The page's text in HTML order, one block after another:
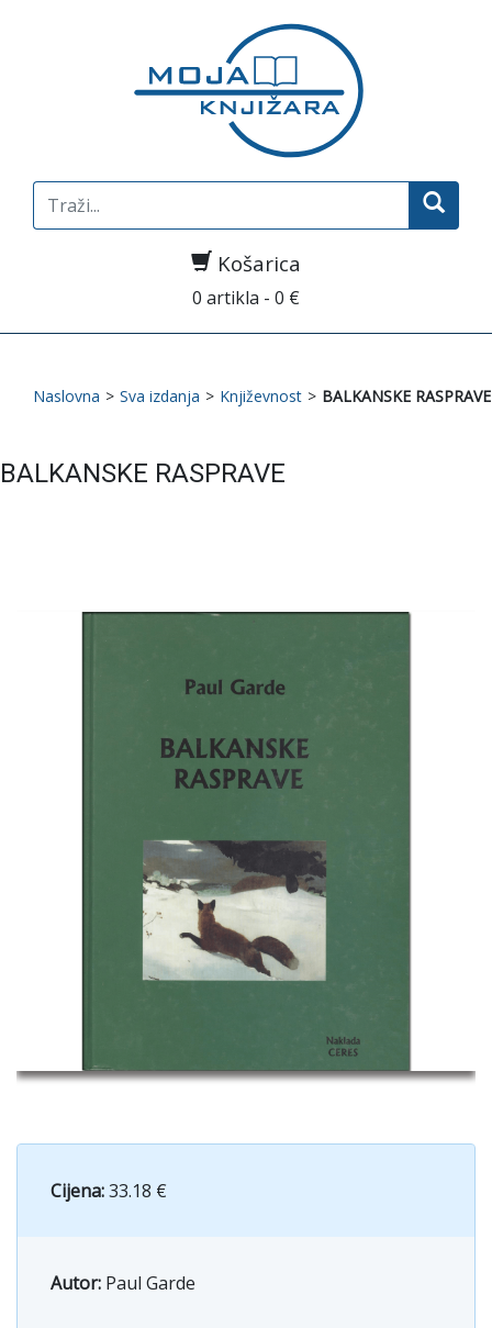
Search
for:
Košarica
0 artikla - 0 €
Naslovna > Sva izdanja > Književnost > BALKANSKE RASPRAVE
BALKANSKE RASPRAVE
Cijena:33.18 €
Autor: Paul Garde